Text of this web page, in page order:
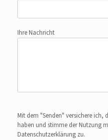
Ihre Nachricht
Mit dem "Senden" versichere ich,
haben und stimme der Nutzung
Datenschutzerklärung zu.